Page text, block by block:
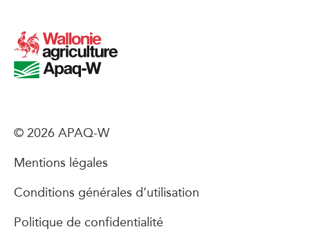
© 2026 APAQ-W
Mentions légales
Conditions générales d’utilisation
Politique de confidentialité